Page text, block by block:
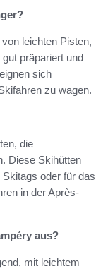
leichten Pisten,
präpariert und
sich
zu wagen.
die
Diese Skihütten
oder für das
in der Après-
aus?
mit leichtem